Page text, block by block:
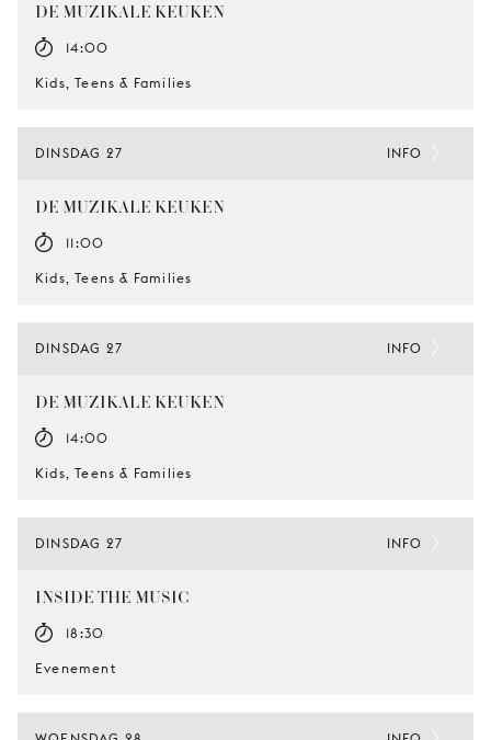
DE MUZIKALE KEUKEN
14:00
Kids, Teens & Families
DINSDAG 27
DE MUZIKALE KEUKEN
11:00
Kids, Teens & Families
INFO
DINSDAG 27
DE MUZIKALE KEUKEN
14:00
Kids, Teens & Families
INFO
DINSDAG 27
INSIDE THE MUSIC
18:30
Evenement
INFO